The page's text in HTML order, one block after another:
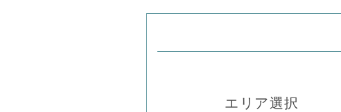
エリア選択